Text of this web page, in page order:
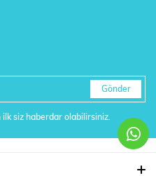
Gönder
ilk siz haberdar olabilirsiniz.